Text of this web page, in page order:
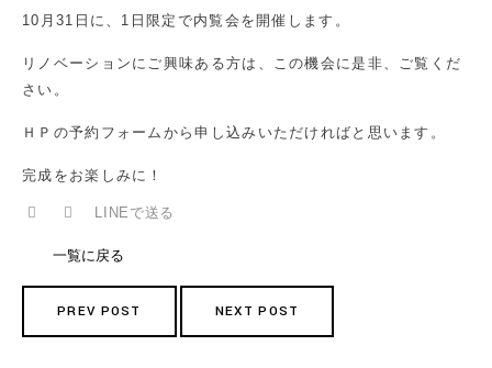
10月31日に、1日限定で内覧会を開催します。
リノベーションにご興味ある方は、この機会に是非、ご覧くだ
さい。
ＨＰの予約フォームから申し込みいただければと思います。
完成をお楽しみに！
LINEで送る
一覧に戻る
PREV POST NEXT POST